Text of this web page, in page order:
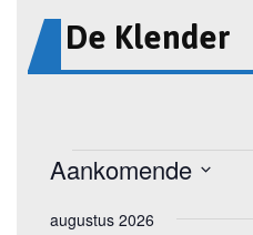
De Klender